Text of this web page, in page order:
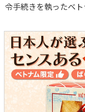
令手続きを執ったベ